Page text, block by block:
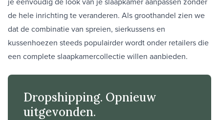
de hele inrichting te veranderen. Als groothandel zien we
dat de combinatie van spreien, sierkussens en
kussenhoezen steeds populairder wordt onder retailers die
een complete slaapkamercollectie willen aanbieden.
Dropshipping. Opnieuw
uitgevonden.